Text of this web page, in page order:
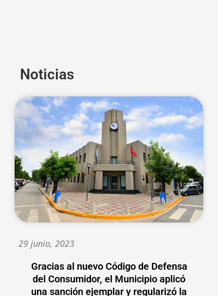
Noticias
29 junio, 2023
Gracias al nuevo Código de Defensa
del Consumidor, el Municipio aplicó
una sanción ejemplar y regularizó la